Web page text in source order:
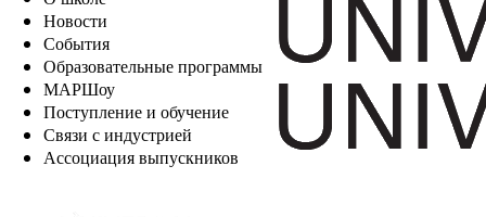
Новости
События
Образовательные программы
МАРШоу
Поступление и обучение
Связи с индустрией
Ассоциация выпускников